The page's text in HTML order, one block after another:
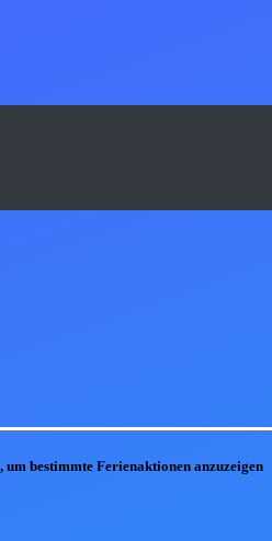
um bestimmte Ferienaktionen anzuzeigen